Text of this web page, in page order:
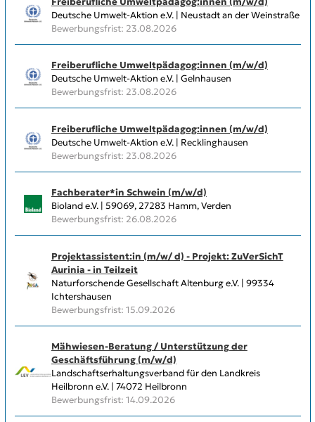
Deutsche Umwelt-Aktion e.V. | Neustadt an der Weinstraße
Bewerbungsfrist: 23.08.2026
Freiberufliche Umweltpädagog:innen (m/w/d)
Deutsche Umwelt-Aktion e.V. | Gelnhausen
Bewerbungsfrist: 23.08.2026
Freiberufliche Umweltpädagog:innen (m/w/d)
Deutsche Umwelt-Aktion e.V. | Recklinghausen
Bewerbungsfrist: 23.08.2026
Fachberater*in Schwein (m/w/d)
Bioland e.V. | 59069, 27283 Hamm, Verden
Bewerbungsfrist: 26.08.2026
Projektassistent:in (m/w/ d) - Projekt: ZuVerSichT
Aurinia - in Teilzeit
Naturforschende Gesellschaft Altenburg e.V. | 99334
Ichtershausen
Bewerbungsfrist: 15.09.2026
Mähwiesen-Beratung / Unterstützung der
Geschäftsführung (m/w/d)
Landschaftserhaltungsverband für den Landkreis
Heilbronn e.V. | 74072 Heilbronn
Bewerbungsfrist: 14.09.2026